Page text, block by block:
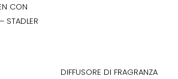
CON
STADLER
DIFFUSORE DI FRAGRANZA